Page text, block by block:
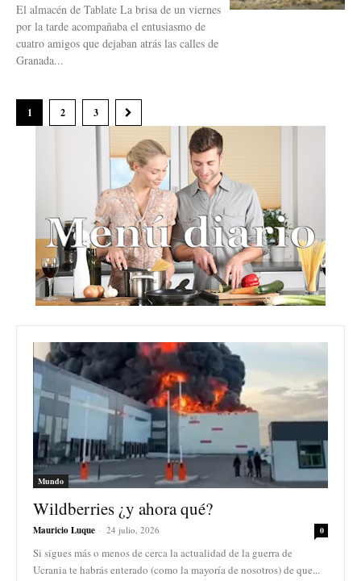
El almacén de Tablate La brisa de un viernes
por la tarde acompañaba el entusiasmo de
cuatro amigos que dejaban atrás las calles de
Granada...
1 2 3
Mundo
Wildberries ¿y ahora qué?
Mauricio Luque - 24 julio, 2026 0
Si sigues más o menos de cerca la actualidad de la guerra de
Ucrania te habrás enterado (como la mayoría de nosotros) de que...